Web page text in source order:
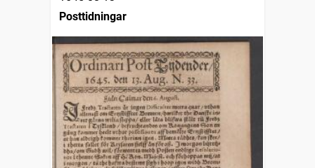
Posttidningar